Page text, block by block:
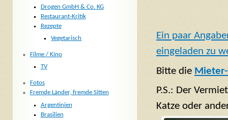
Ein paar
eingeladen zu
Bitte die
P.S.: Der
Katze oder
Drogen GmbH & Co. KG
Restaurant-Kritik
Rezepte
Vegetarisch
Filme / Kino
TV
Fotos
Fremde Länder, fremde Sitten
Argentinien
Brasilien